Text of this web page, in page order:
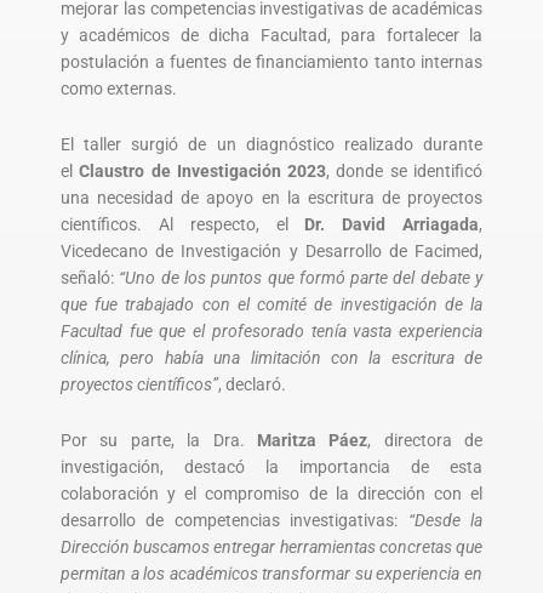
mejorar las competencias investigativas de académicas
y académicos de dicha Facultad, para fortalecer la
postulación a fuentes de financiamiento tanto internas
como externas.
El taller surgió de un diagnóstico realizado durante
elClaustro de Investigación 2023, donde se identificó
una necesidad de apoyo en la escritura de proyectos
científicos. Al respecto, el Dr. David Arriagada,
Vicedecano de Investigación y Desarrollo de Facimed,
señaló: “Uno de los puntos que formó parte del debate y
que fue trabajado con el comité de investigación de la
Facultad fue que el profesorado tenía vasta experiencia
clínica, pero había una limitación con la escritura de
proyectos científicos”, declaró.
Por su parte, la Dra. Maritza Páez, directora de
investigación, destacó la importancia de esta
colaboración y el compromiso de la dirección con el
desarrollo de competencias investigativas: “Desde la
Dirección buscamos entregar herramientas concretas que
permitan a los académicos transformar su experiencia en